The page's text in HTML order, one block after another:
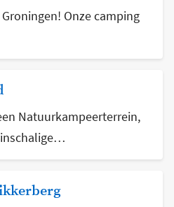
Onze camping
Natuurkampeerterrein,